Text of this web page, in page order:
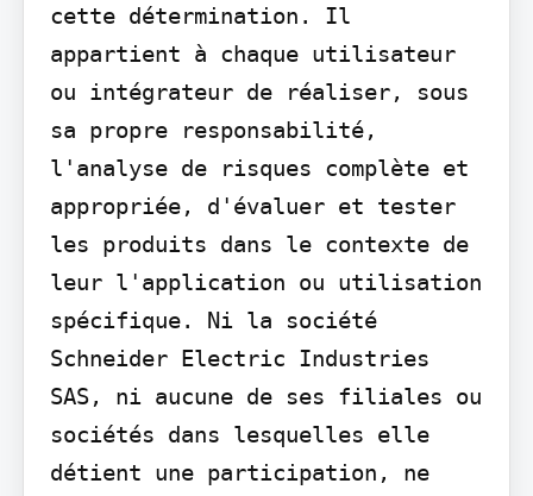
cette détermination. Il
appartient à chaque utilisateur
ou intégrateur de réaliser, sous
sa propre responsabilité,
l'analyse de risques complète et
appropriée, d'évaluer et tester
les produits dans le contexte de
leur l'application ou utilisation
spécifique. Ni la société
Schneider Electric Industries
SAS, ni aucune de ses filiales ou
sociétés dans lesquelles elle
détient une participation, ne